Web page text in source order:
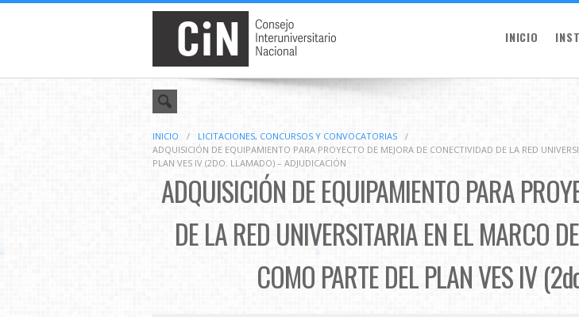
INICIO
INICIO / LICITACIONES, CONCURSOS Y CONVOCATORIAS
/
ADQUISICIÓN DE EQUIPAMIENTO PARA PROYECTO DE MEJORA DE CONECTIVIDAD DE LA RED
PLAN VES IV (2DO. LLAMADO) – ADJUDICACIÓN
ADQUISICIÓN DE EQUIPAMIENTO PARA
DE LA RED UNIVERSITARIA EN EL MARCO
COMO PARTE DEL PLAN VES IV